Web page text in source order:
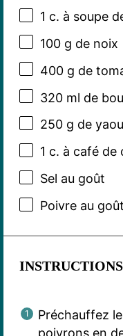
1 c. à soupe
100 g de noix
400 g de
320ml de
250 g de
1 c. à café de
Sel au goût
Poivre au goût
INSTRUCTIONS
Préchauffez
poivrons en